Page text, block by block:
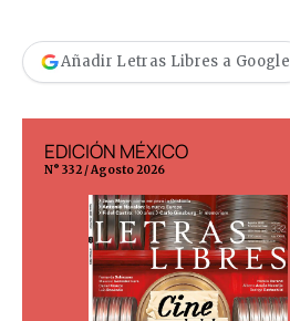
Añadir Letras Libres a Google
EDICIÓN MÉXICO
N° 332 / Agosto 2026